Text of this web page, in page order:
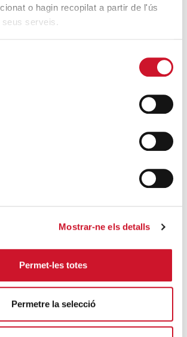
o hagin recopilat a partir de l'ús
seus serveis.
Mostrar-ne els detalls
Permet-les totes
Permetre la selecció
en el dispositiu
de regularització
que canvia vides